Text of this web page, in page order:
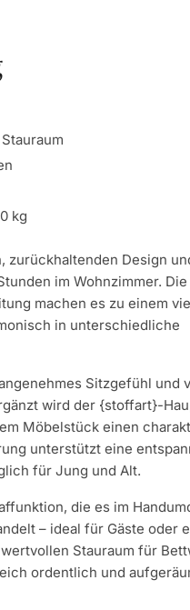
kg
zurückhaltenden Design
im Wohnzimmer.
machen es zu einem
in unterschiedliche
Sitzgefühl und
wird der {stoffart}-
Möbelstück einen
unterstützt eine
für Jung und Alt.
die es im
– ideal für Gäste oder
Stauraum für
ordentlich und